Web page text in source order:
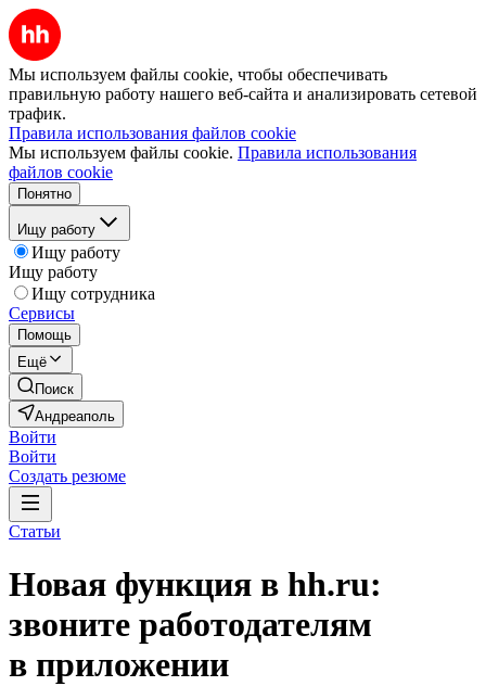
Мы используем файлы cookie, чтобы обеспечивать
правильную работу нашего веб-сайта и анализировать сетевой
трафик.
Правила использования файлов cookie
Мы используем файлы cookie. Правила использования
файлов cookie
Понятно
Ищу работу
Ищу работу
Ищу работу
Ищу сотрудника
Сервисы
Помощь
Ещё
Поиск
Андреаполь
Войти
Войти
Создать резюме
Статьи
Новая функция в hh.ru:
звоните работодателям
в приложении